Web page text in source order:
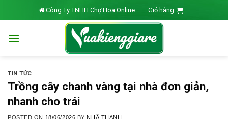
to
Công Ty TNHH Chợ Hoa Online Giỏ hàng
TIN TỨC
Trồng cây chanh vàng tại nhà đơn giản,
nhanh cho trái
POSTED ON 18/06/2026 BYNHÃ THANH